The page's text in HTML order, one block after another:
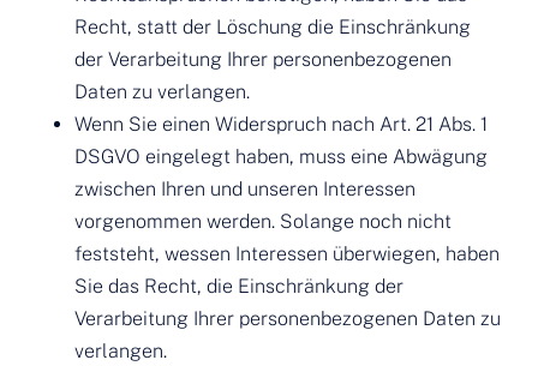
Recht, statt der Löschung die Einschränkung
der Verarbeitung Ihrer personenbezogenen
Daten zu verlangen.
Wenn Sie einen Widerspruch nach Art. 21 Abs. 1
DSGVO eingelegt haben, muss eine Abwägung
zwischen Ihren und unseren Interessen
vorgenommen werden. Solange noch nicht
feststeht, wessen Interessen überwiegen, haben
Sie das Recht, die Einschränkung der
Verarbeitung Ihrer personenbezogenen Daten zu
verlangen.